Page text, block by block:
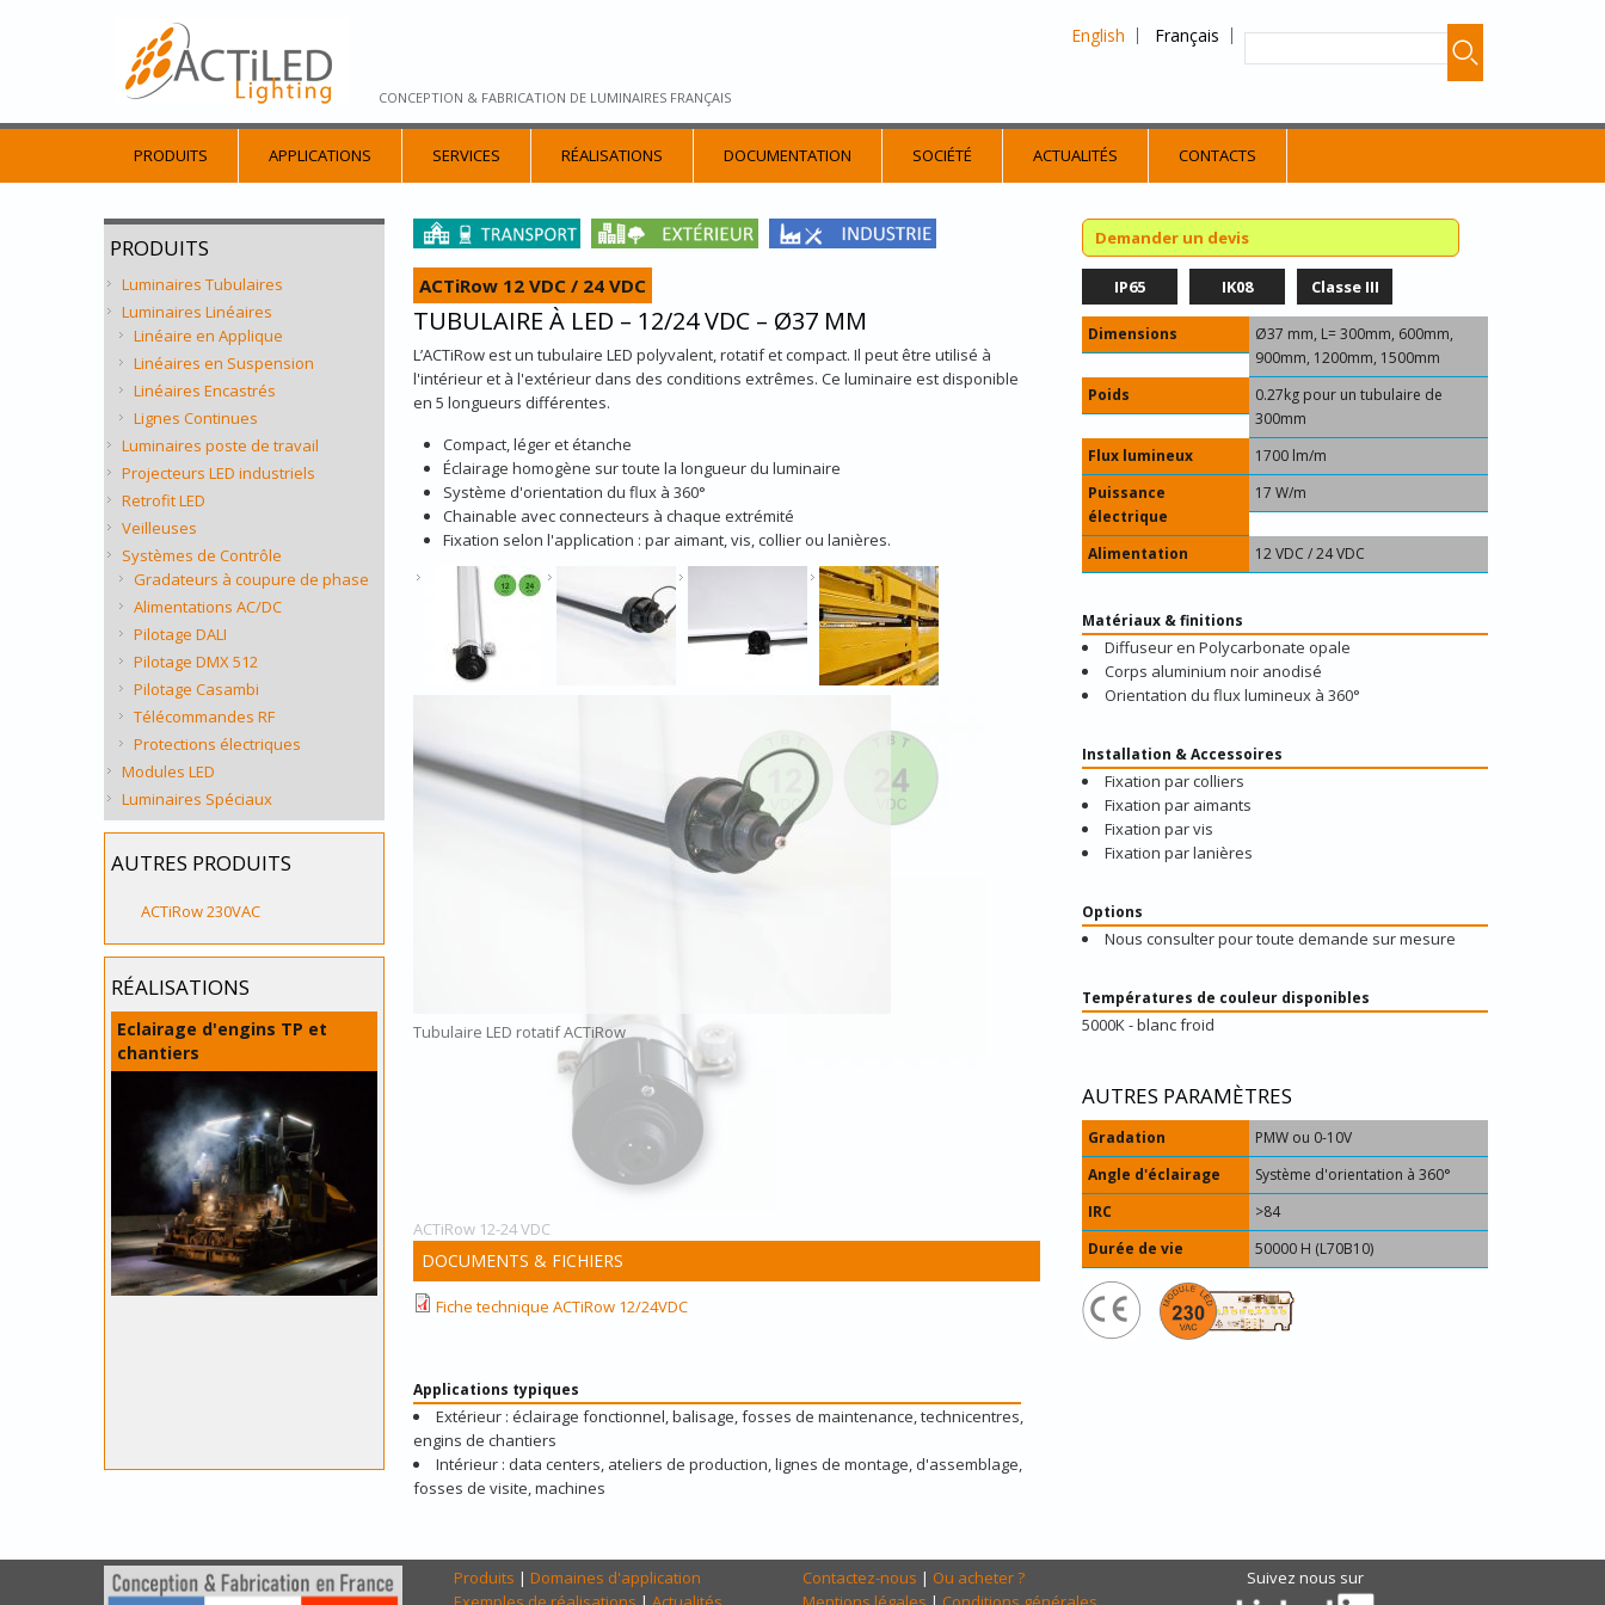
CONCEPTION & FABRICATION DE LUMINAIRES FRANÇAIS
English Français
PRODUITS APPLICATIONS SERVICES RÉALISATIONS DOCUMENTATION SOCIÉTÉ ACTUALITÉS CONTACTS
ACTiRow 12 VDC / 24 VDC
TUBULAIRE À LED – 12/24 VDC – Ø37 MM
L’ACTiRow est un tubulaire LED polyvalent, rotatif et compact. Il peut être utilisé à
l'intérieur et à l'extérieur dans des conditions extrêmes. Ce luminaire est disponible
en 5 longueurs différentes.
Compact, léger et étanche
Éclairage homogène sur toute la longueur du luminaire
Système d'orientation du flux à 360°
Chainable avec connecteurs à chaque extrémité
Fixation selon l'application : par aimant, vis, collier ou lanières.
ACTiRow 12-24 VDC
Tubulaire LED rotatif ACTiRow
DOCUMENTS & FICHIERS
Fiche technique ACTiRow 12/24VDC
Applications typiques
Extérieur : éclairage fonctionnel, balisage, fosses de maintenance, technicentres,
engins de chantiers
Intérieur : data centers, ateliers de production, lignes de montage, d'assemblage,
fosses de visite, machines
PRODUITS
Luminaires Tubulaires
Luminaires Linéaires
Linéaire en Applique
Linéaires en Suspension
Linéaires Encastrés
Lignes Continues
Luminaires poste de travail
Projecteurs LED industriels
Retrofit LED
Veilleuses
Systèmes de Contrôle
Gradateurs à coupure de phase
Alimentations AC/DC
Pilotage DALI
Pilotage DMX 512
Pilotage Casambi
Télécommandes RF
Protections électriques
Modules LED
Luminaires Spéciaux
AUTRES PRODUITS
ACTiRow 230VAC
RÉALISATIONS
Eclairage d'engins TP et
chantiers
Demander un devis
IP65 IK08 Classe III
Dimensions
Ø37 mm, L= 300mm, 600mm,
900mm, 1200mm, 1500mm
Poids
0.27kg pour un tubulaire de
300mm
Flux lumineux
1700 lm/m
Puissance
électrique
17 W/m
Alimentation 12 VDC / 24 VDC
Matériaux & finitions
Diffuseur en Polycarbonate opale
Corps aluminium noir anodisé
Orientation du flux lumineux à 360°
Installation & Accessoires
Fixation par colliers
Fixation par aimants
Fixation par vis
Fixation par lanières
Options
Nous consulter pour toute demande sur mesure
Températures de couleur disponibles
5000K - blanc froid
AUTRES PARAMÈTRES
Gradation
PMW ou 0-10V
Angle d'éclairage
Système d'orientation à 360°
IRC
>84
Durée de vie
50000 H (L70B10)
Produits | Domaines d'application
Contactez-nous | Ou acheter ?
Suivez nous sur